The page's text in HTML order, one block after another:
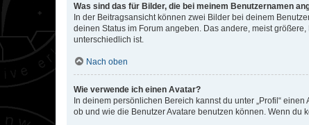
Was sind das für Bilder, die bei meinem Benutzernamen
In der Beitragsansicht können zwei Bilder bei deinem
deinen Status im Forum angeben. Das andere, meist
unterschiedlich ist.
Nach oben
Wie verwende ich einen Avatar?
In deinem persönlichen Bereich kannst du unter „Profil“
ob und wie die Benutzer Avatare benutzen können. Wenn du